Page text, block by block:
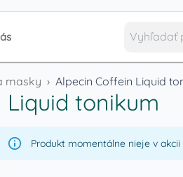
masky › Alpecin Coffein Liquid
tonikum
Produkt momentálne nieje v